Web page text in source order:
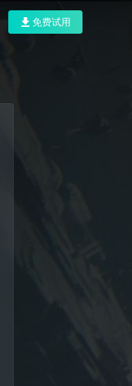
免费试用